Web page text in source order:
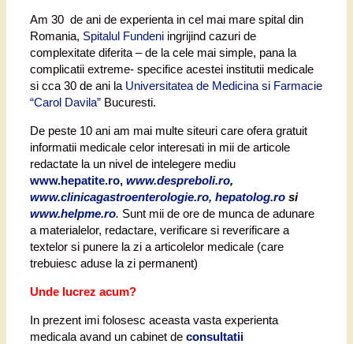
Am 30 de ani de experienta in cel mai mare spital din
Romania, Spitalul Fundeni ingrijind cazuri de
complexitate diferita – de la cele mai simple, pana la
complicatii extreme- specifice acestei institutii medicale
si cca 30 de ani la Universitatea de Medicina si Farmacie
“Carol Davila” Bucuresti.
De peste 10 ani am mai multe siteuri care ofera gratuit
informatii medicale celor interesati in mii de articole
redactate la un nivel de intelegere mediu
www.hepatite.ro, www.despreboli.ro,
www.clinicagastroenterologie.ro, hepatolog.ro si
www.helpme.ro. Sunt mii de ore de munca de adunare
a materialelor, redactare, verificare si reverificare a
textelor si punere la zi a articolelor medicale (care
trebuiesc aduse la zi permanent)
Unde lucrez acum?
In prezent imi folosesc aceasta vasta experienta
medicala avand un cabinet de consultatii